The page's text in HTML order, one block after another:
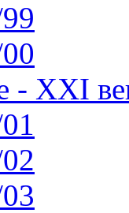
- XXI